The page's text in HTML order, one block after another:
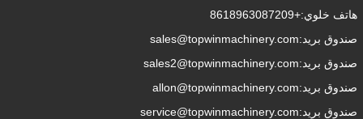
هاتف خلوي:+8618963087209
صندوق بريد:sales@topwinmachinery.com
صندوق بريد:sales2@topwinmachinery.com
صندوق بريد:allon@topwinmachinery.com
صندوق بريد:service@topwinmachinery.com